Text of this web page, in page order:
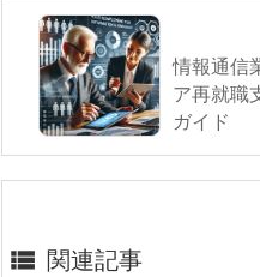
情報通信
ア再就職
ガイド
 関連記事